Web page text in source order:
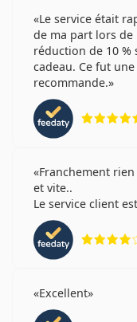
Le service était
de ma part lors de
réduction de 10
cadeau. Ce fut
recommande.
Franchement
et vite..
Le service client
Excellent